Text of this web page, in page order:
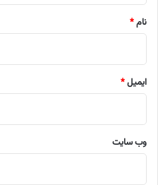
نام*
ایمیل*
وب‌ سایت